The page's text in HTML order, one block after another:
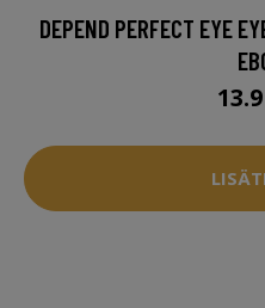
DEPEND PERFECT EYE